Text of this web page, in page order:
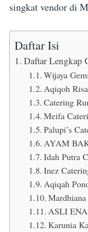
singkat vendor di
Daftar Isi
Daftar Lengkap
Wijaya
Aqiqoh
Catering
Meifa
Palupi’s
AYAM
Idah Putra
Inez
Aqiqah
ASLI
Karunia